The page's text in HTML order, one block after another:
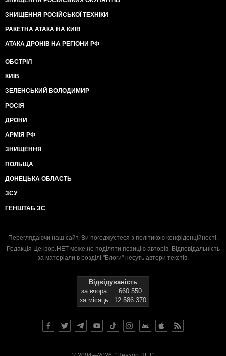
ЗНИЩЕННЯ РОСІЙСЬКОЇ ТЕХНІКИ
РАКЕТНА АТАКА НА КИЇВ
АТАКА ДРОНІВ НА РЕГІОНИ РФ
ОБСТРІЛ
КИЇВ
ЗЕЛЕНСЬКИЙ ВОЛОДИМИР
РОСІЯ
ДРОНИ
АРМІЯ РФ
ЗНИЩЕННЯ
ПОЛЬЩА
ДОНЕЦЬКА ОБЛАСТЬ
ЗСУ
ГЕНШТАБ ЗС
Переглядаючи наш сайт, Ви погоджуєтеся з політикою конфіденційності.
Редакція Цензор.НЕТ може не поділяти позицію авторів. Відповідальність
за матеріали в розділі "Блоги" несуть автори текстів.
Відвідуваність
за вчора
660 550
за місяць
12 586 370